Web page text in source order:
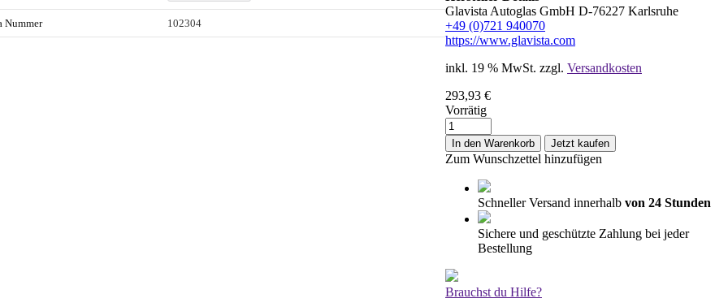
Nummer 102304
Glavista Autoglas GmbH D-76227 Karlsruhe
+49 (0)721 940070
https://www.glavista.com
inkl. 19 % MwSt. zzgl. Versandkosten
293,93 €
Vorrätig
Windschutzscheibe
/
Frontscheibe
Skoda
Kamiq
Spiegelhalter
Akustik
+
Cam
Menge
In den Warenkorb Jetzt kaufen
Zum Wunschzettel hinzufügen
Schneller Versand innerhalb von 24 Stunden
Sichere und geschützte Zahlung bei jeder
Bestellung
Brauchst du Hilfe?